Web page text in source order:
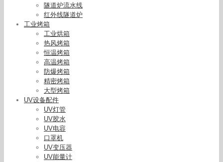
隧道炉流水线
红外线隧道炉
工业烤箱
工业烘箱
热风烤箱
恒温烤箱
高温烤箱
防爆烤箱
精密烤箱
大型烤箱
UV设备配件
UV灯管
UV胶水
UV电容
口罩机
UV变压器
UV能量计